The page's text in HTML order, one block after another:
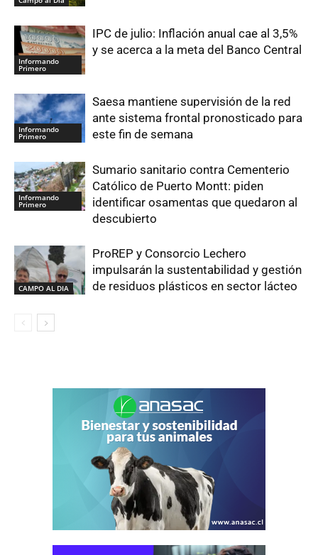
Informando
Primero
IPC de julio: Inflación anual cae al 3,5%
y se acerca a la meta del Banco Central
Informando
Primero
Saesa mantiene supervisión de la red
ante sistema frontal pronosticado para
este fin de semana
Informando
Primero
Sumario sanitario contra Cementerio
Católico de Puerto Montt: piden
identificar osamentas que quedaron al
descubierto
CAMPO AL DIA
ProREP y Consorcio Lechero
impulsarán la sustentabilidad y gestión
de residuos plásticos en sector lácteo